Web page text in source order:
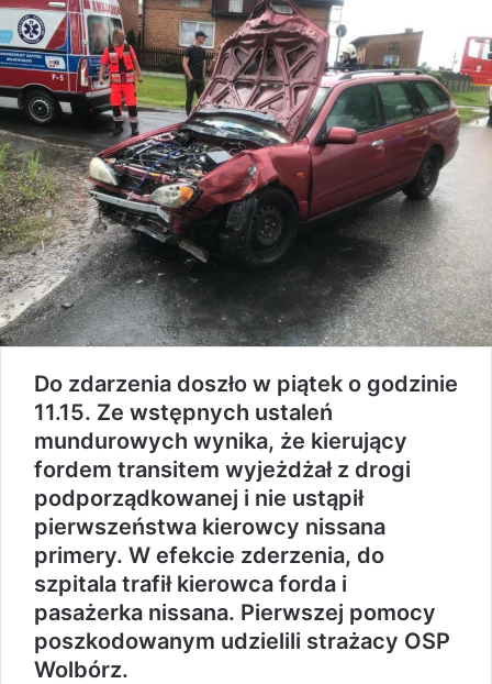
Do zdarzenia doszło w piątek o godzinie
11.15. Ze wstępnych ustaleń
mundurowych wynika, że kierujący
fordem transitem wyjeżdżał z drogi
podporządkowanej i nie ustąpił
pierwszeństwa kierowcy nissana
primery. W efekcie zderzenia, do
szpitala trafił kierowca forda i
pasażerka nissana. Pierwszej pomocy
poszkodowanym udzielili strażacy OSP
Wolbórz.